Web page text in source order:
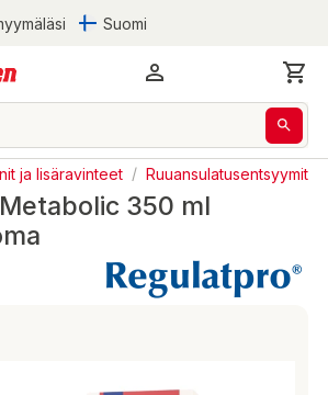
Suomi
ja lisäravinteet / Ruuansulatusentsyymit
350 ml